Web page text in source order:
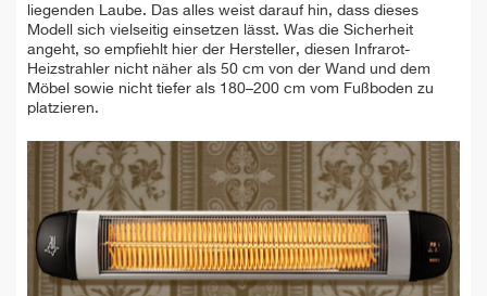
liegenden Laube. Das alles weist darauf hin, dass dieses
Modell sich vielseitig einsetzen lässt. Was die Sicherheit
angeht, so empfiehlt hier der Hersteller, diesen Infrarot-
Heizstrahler nicht näher als 50 cm von der Wand und dem
Möbel sowie nicht tiefer als 180–200 cm vom Fußboden zu
platzieren.